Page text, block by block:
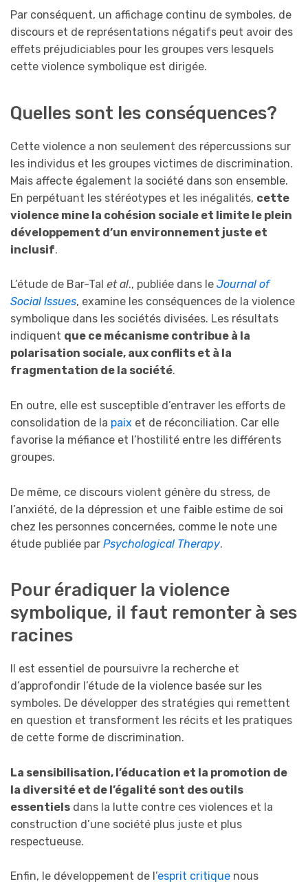
Par conséquent, un affichage continu de symboles, de
discours et de représentations négatifs peut avoir des
effets préjudiciables pour les groupes vers lesquels
cette violence symbolique est dirigée.
Quelles sont les conséquences?
Cette violence a non seulement des répercussions sur
les individus et les groupes victimes de discrimination.
Mais affecte également la société dans son ensemble.
En perpétuant les stéréotypes et les inégalités, cette
violence mine la cohésion sociale et limite le plein
développement d’un environnement juste et
inclusif.
L’étude de Bar-Tal et al., publiée dans le Journal of
Social Issues, examine les conséquences de la violence
symbolique dans les sociétés divisées. Les résultats
indiquent que ce mécanisme contribue à la
polarisation sociale, aux conflits et à la
fragmentation de la société.
En outre, elle est susceptible d’entraver les efforts de
consolidation de la paix et de réconciliation. Car elle
favorise la méfiance et l’hostilité entre les différents
groupes.
De même, ce discours violent génère du stress, de
l’anxiété, de la dépression et une faible estime de soi
chez les personnes concernées, comme le note une
étude publiée par Psychological Therapy.
Pour éradiquer la violence
symbolique, il faut remonter à ses
racines
Il est essentiel de poursuivre la recherche et
d’approfondir l’étude de la violence basée sur les
symboles. De développer des stratégies qui remettent
en question et transforment les récits et les pratiques
de cette forme de discrimination.
La sensibilisation, l’éducation et la promotion de
la diversité et de l’égalité sont des outils
essentiels dans la lutte contre ces violences et la
construction d’une société plus juste et plus
respectueuse.
Enfin, le développement de l’esprit critique nous